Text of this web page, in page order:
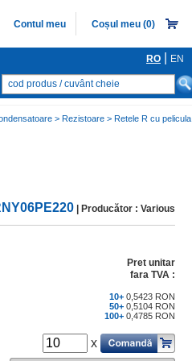
IR/UV
RO EN
Contul meu Coșul meu (0)
Porneşte căutarea
> Rezistoare > Retele R cu pelicula
| Producător : Various
Pret unitar
fara TVA :
10+0,5423 RON
50+0,5104 RON
100+0,4785 RON
x